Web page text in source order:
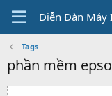
Diễn Đàn Máy
Tags
phần mềm